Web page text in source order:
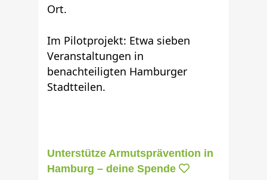
Ort.
Im Pilotprojekt: Etwa sieben
Veranstaltungen in
benachteiligten Hamburger
Stadtteilen.
Unterstütze Armutsprävention in
Hamburg – deine Spende